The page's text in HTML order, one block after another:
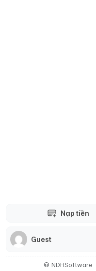
Nạp tiền
Guest
© NDHSoftware